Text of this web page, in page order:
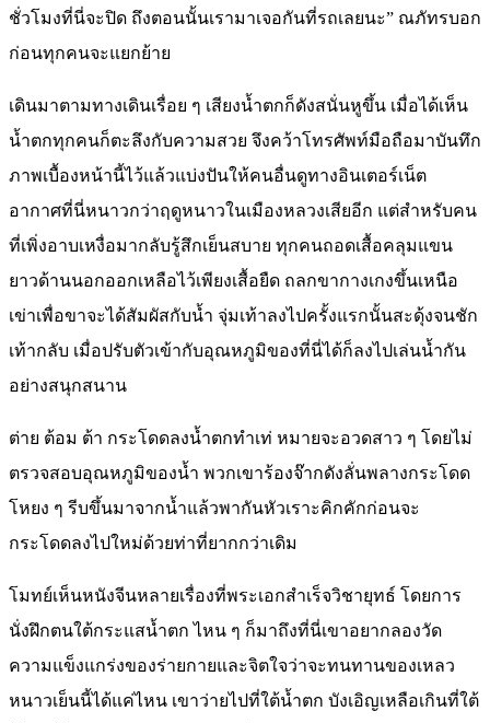
ชั่วโมงที่นี่จะปิด ถึงตอนนั้นเรามาเจอกันที่รถเลยนะ” ณภัทรบอก
ก่อนทุกคนจะแยกย้าย
เดินมาตามทางเดินเรื่อย ๆ เสียงน้ำตกก็ดังสนั่นหูขึ้น เมื่อได้เห็น
น้ำตกทุกคนก็ตะลึงกับความสวย จึงคว้าโทรศัพท์มือถือมาบันทึก
ภาพเบื้องหน้านี้ไว้แล้วแบ่งปันให้คนอื่นดูทางอินเตอร์เน็ต
อากาศที่นี่หนาวกว่าฤดูหนาวในเมืองหลวงเสียอีก แต่สำหรับคน
ที่เพิ่งอาบเหงื่อมากลับรู้สึกเย็นสบาย ทุกคนถอดเสื้อคลุมแขน
ยาวด้านนอกออกเหลือไว้เพียงเสื้อยืด ถลกขากางเกงขึ้นเหนือ
เข่าเพื่อขาจะได้สัมผัสกับน้ำ จุ่มเท้าลงไปครั้งแรกนั้นสะดุ้งจนชัก
เท้ากลับ เมื่อปรับตัวเข้ากับอุณหภูมิของที่นี่ได้ก็ลงไปเล่นน้ำกัน
อย่างสนุกสนาน
ต่าย ต้อม ต้า กระโดดลงน้ำตกทำเท่ หมายจะอวดสาว ๆ โดยไม่
ตรวจสอบอุณหภูมิของน้ำ พวกเขาร้องจ๊ากดังลั่นพลางกระโดด
โหยง ๆ รีบขึ้นมาจากน้ำแล้วพากันหัวเราะคิกคักก่อนจะ
กระโดดลงไปใหม่ด้วยท่าที่ยากกว่าเดิม
โมทย์เห็นหนังจีนหลายเรื่องที่พระเอกสำเร็จวิชายุทธ์ โดยการ
นั่งฝึกตนใต้กระแสน้ำตก ไหน ๆ ก็มาถึงที่นี่เขาอยากลองวัด
ความแข็งแกร่งของร่ายกายและจิตใจว่าจะทนทานของเหลว
หนาวเย็นนี้ได้แค่ไหน เขาว่ายไปที่ใต้น้ำตก บังเอิญเหลือเกินที่ใต้